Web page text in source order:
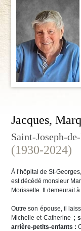
Jacques,
Saint-Joseph-
(1930-2024)
À l’hôpital de St-
est décédé monsieur
Morissette. Il demeurait
Outre son épouse, il
Michelle et Catherine ;
arrière-petits-enfants :